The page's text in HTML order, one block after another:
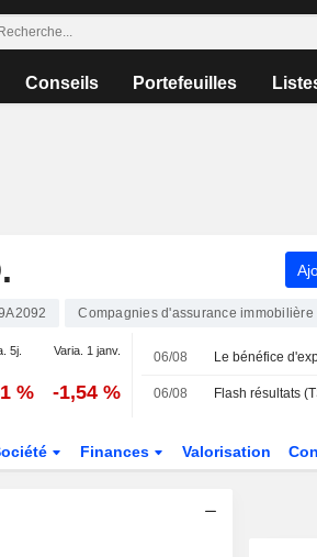
Conseils Portefeuilles
Compagnies d'assurance immobilière
5j. Varia. 1 janv.
% -1,54 %
06/08
06/08
Finances Valorisation